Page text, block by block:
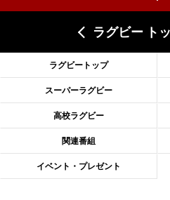
2026年6月11日(木)更新
神戸、リーグワン初優勝の道のりデイ
2026年6月4日(木)更新
“泣き虫先生”こと山口良治氏死去「信
2026年5月28日(木)更新
東京SG、逆転トライで準決勝へ明暗
ラグビー ト
ラグビートップ
スーパーラグビー
高校ラグビー
関連番組
イベント・プレゼント